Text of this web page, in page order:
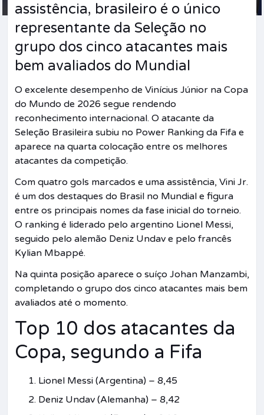
assistência, brasileiro é o único
representante da Seleção no
grupo dos cinco atacantes mais
bem avaliados do Mundial
O excelente desempenho de Vinícius Júnior na Copa
do Mundo de 2026 segue rendendo
reconhecimento internacional. O atacante da
Seleção Brasileira subiu no Power Ranking da Fifa e
aparece na quarta colocação entre os melhores
atacantes da competição.
Com quatro gols marcados e uma assistência, Vini Jr.
é um dos destaques do Brasil no Mundial e figura
entre os principais nomes da fase inicial do torneio.
O ranking é liderado pelo argentino Lionel Messi,
seguido pelo alemão Deniz Undav e pelo francês
Kylian Mbappé.
Na quinta posição aparece o suíço Johan Manzambi,
completando o grupo dos cinco atacantes mais bem
avaliados até o momento.
Top 10 dos atacantes da
Copa, segundo a Fifa
Lionel Messi (Argentina) – 8,45
Deniz Undav (Alemanha) – 8,42